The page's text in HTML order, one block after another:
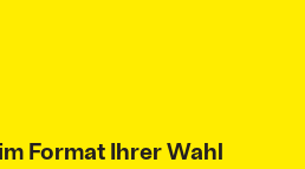
Format Ihrer Wahl